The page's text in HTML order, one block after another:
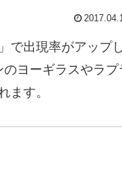
で出現率がアップ
ヨーギラスやラプ
ます。